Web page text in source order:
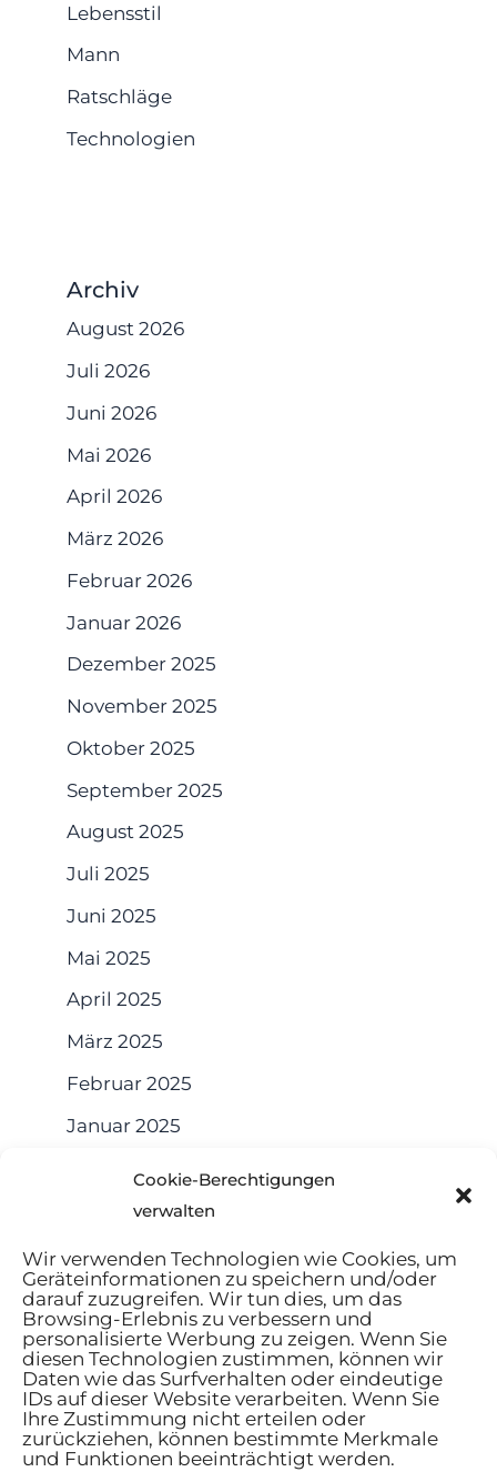
Cookie-Berechtigungen
verwalten
Wir verwenden Technologien wie Cookies, um
Geräteinformationen zu speichern und/oder
darauf zuzugreifen. Wir tun dies, um das
Browsing-Erlebnis zu verbessern und
personalisierte Werbung zu zeigen. Wenn Sie
diesen Technologien zustimmen, können wir
Daten wie das Surfverhalten oder eindeutige
IDs auf dieser Website verarbeiten. Wenn Sie
Ihre Zustimmung nicht erteilen oder
zurückziehen, können bestimmte Merkmale
und Funktionen beeinträchtigt werden.
Lebensstil
Mann
Ratschläge
Technologien
Archiv
August 2026
Juli 2026
Juni 2026
Mai 2026
April 2026
März 2026
Februar 2026
Januar 2026
Dezember 2025
November 2025
Oktober 2025
September 2025
August 2025
Juli 2025
Juni 2025
Mai 2025
April 2025
März 2025
Februar 2025
Januar 2025
Dezember 2024
November 2024
Startseite
AGB
Datenschutzbestimmungen
Cookie-Richtlinie